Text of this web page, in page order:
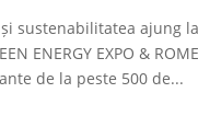
sustenabilitatea ajung
ENERGY EXPO &
de la peste 500 de...